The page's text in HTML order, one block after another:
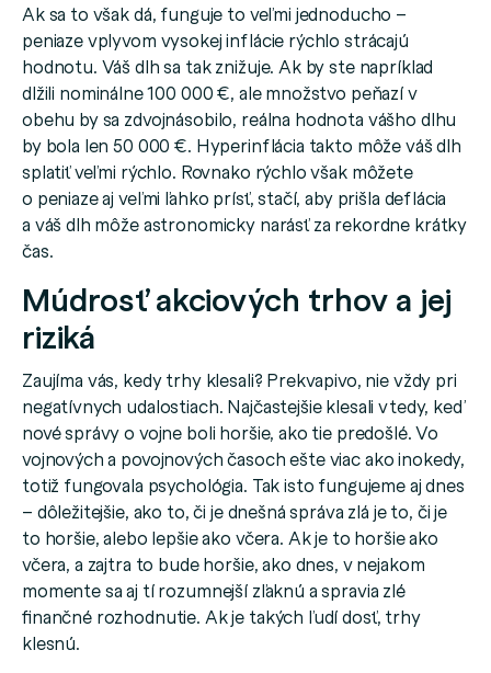
Ak sa to však dá, funguje to veľmi jednoducho –
peniaze vplyvom vysokej inflácie rýchlo strácajú
hodnotu. Váš dlh sa tak znižuje. Ak by ste napríklad
dlžili nominálne 100 000 €, ale množstvo peňazí v
obehu by sa zdvojnásobilo, reálna hodnota vášho dlhu
by bola len 50 000 €. Hyperinflácia takto môže váš dlh
splatiť veľmi rýchlo. Rovnako rýchlo však môžete
o peniaze aj veľmi ľahko prísť, stačí, aby prišla deflácia
a váš dlh môže astronomicky narásť za rekordne krátky
čas.
Múdrosť akciových trhov a jej
riziká
Zaujíma vás, kedy trhy klesali? Prekvapivo, nie vždy pri
negatívnych udalostiach. Najčastejšie klesali vtedy, keď
nové správy o vojne boli horšie, ako tie predošlé. Vo
vojnových a povojnových časoch ešte viac ako inokedy,
totiž fungovala psychológia. Tak isto fungujeme aj dnes
– dôležitejšie, ako to, či je dnešná správa zlá je to, či je
to horšie, alebo lepšie ako včera. Ak je to horšie ako
včera, a zajtra to bude horšie, ako dnes, v nejakom
momente sa aj tí rozumnejší zľaknú a spravia zlé
finančné rozhodnutie. Ak je takých ľudí dosť, trhy
klesnú.